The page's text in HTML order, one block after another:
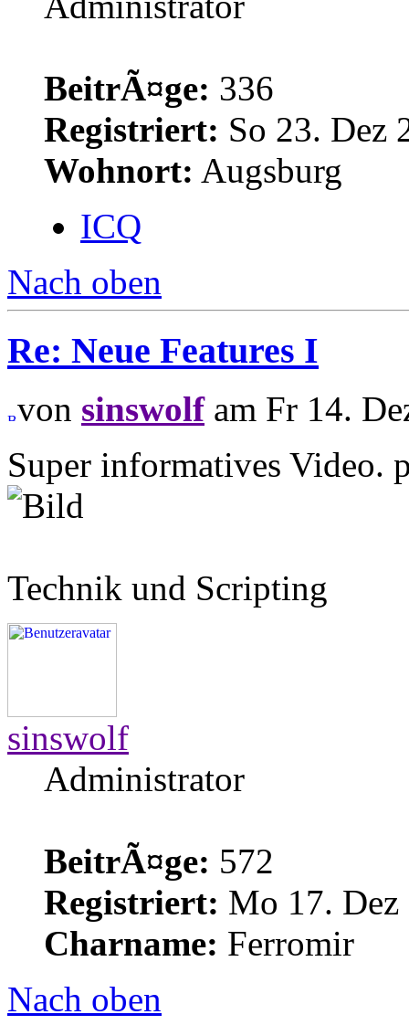
BeitrÃ¤ge: 336
Registriert: So 23. Dez
Wohnort: Augsburg
ICQ
Nach oben
Re: Neue Features I
von sinswolfam Fr 14.
Super informatives Video.
Technik und Scripting
sinswolf
Administrator
BeitrÃ¤ge: 572
Registriert: Mo 17.
Charname: Ferromir
Nach oben